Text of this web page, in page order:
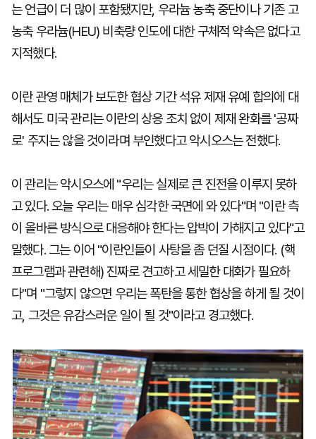
는 언급이 더 많이 포함됐지만, 우라늄 농축 중단이나 기존 고
농축 우라늄(HEU) 비축량 인도에 대한 구체적 약속은 없다고
지적했다.
이란 관영 매체가 보도한 협상 기간 석유 제재 유예 합의에 대
해서도 미국 관리는 이란의 상응 조치 없이 제재 완화를 '공짜
로' 주지는 않을 것이라며 부인했다고 악시오스는 전했다.
이 관리는 악시오스에 "우리는 실제로 큰 진전을 이루지 못하
고 있다. 오늘 우리는 매우 심각한 국면에 와 있다"며 "이란 측
이 올바른 방식으로 대응해야 한다는 압박이 가해지고 있다"고
말했다. 그는 이어 "이란인들이 사탕을 좀 던질 시점이다. (핵
프로그램과 관련해) 진짜로 견고하고 세밀한 대화가 필요하
다"며 "그렇지 않으면 우리는 폭탄을 통한 협상을 하게 될 것이
고, 그것은 유감스러운 일이 될 것"이라고 경고했다.